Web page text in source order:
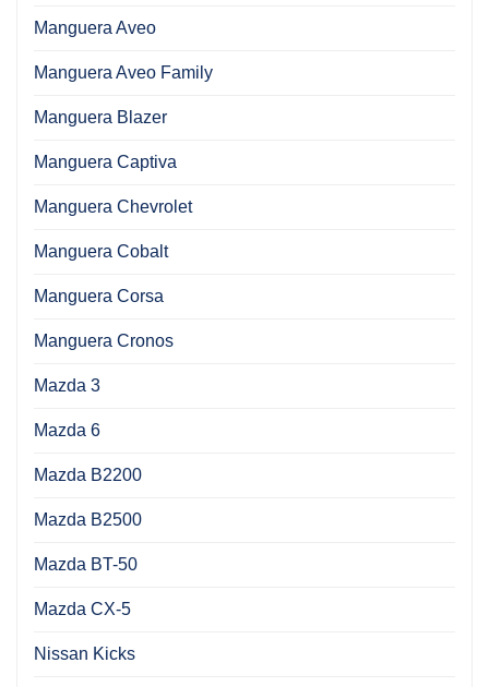
Manguera Aveo
Manguera Aveo Family
Manguera Blazer
Manguera Captiva
Manguera Chevrolet
Manguera Cobalt
Manguera Corsa
Manguera Cronos
Mazda 3
Mazda 6
Mazda B2200
Mazda B2500
Mazda BT-50
Mazda CX-5
Nissan Kicks